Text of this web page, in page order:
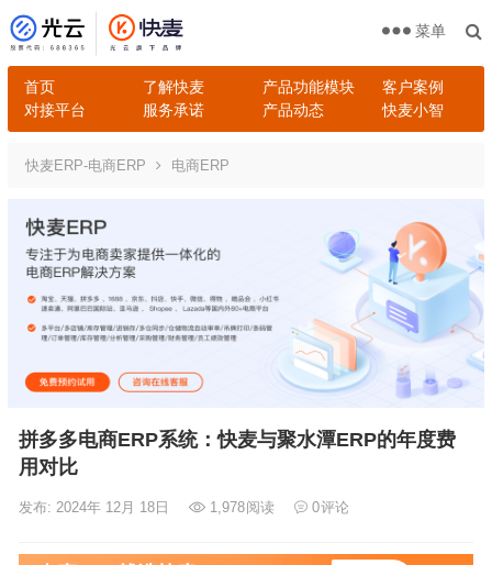
首页 了解快麦 产品功能模块
客户案例
对接平台
服务承诺 产品动态 快麦小智
菜单
快麦ERP-电商ERP 电商ERP
拼多多电商ERP系统：快麦与聚水潭ERP的年度费
用对比
发布: 2024年 12月 18日 1,978阅读 0评论